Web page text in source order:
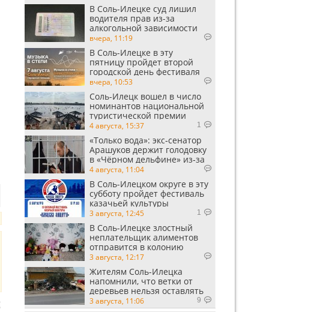
В Соль-Илецке суд лишил
водителя прав из-за
алкогольной зависимости
вчера, 11:19
В Соль-Илецке в эту
пятницу пройдет второй
городской день фестиваля
«Музыка в степи»
вчера, 10:53
Соль-Илецк вошел в число
номинантов национальной
туристической премии
Russian Traveler Awards
4 августа, 15:37 1
«Только вода»: экс‑сенатор
Арашуков держит голодовку
в «Чёрном дельфине» из‑за
духоты на рабочем месте
4 августа, 11:04
В Соль-Илецком округе в эту
субботу пройдет фестиваль
казачьей культуры
3 августа, 12:45 1
В Соль-Илецке злостный
неплательщик алиментов
отправится в колонию
строгого режима
3 августа, 12:17
Жителям Соль-Илецка
напомнили, что ветки от
деревьев нельзя оставлять
на площадках ТКО
3 августа, 11:06 9